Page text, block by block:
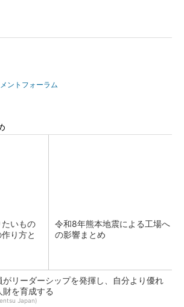
ントフォーラム
たいもの
り方と
令和8年熊本地震による工場へ
の影響まとめ
がリーダーシップを発揮し、自分より優れ
財を育成する
Japan)